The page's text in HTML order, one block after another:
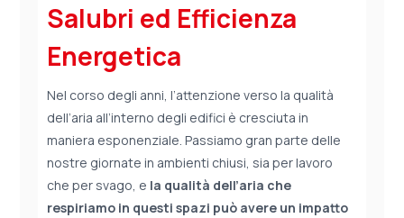
Salubri ed Efficienza
Energetica
Nel corso degli anni, l’attenzione verso la qualità
dell’aria all’interno degli edifici è cresciuta in
maniera esponenziale. Passiamo gran parte delle
nostre giornate in ambienti chiusi, sia per lavoro
che per svago, e la qualità dell’aria che
respiriamo in questi spazi può avere un impatto